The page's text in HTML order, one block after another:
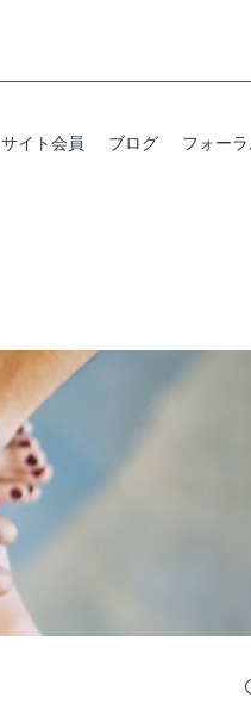
サイト会員 ブログ フォー